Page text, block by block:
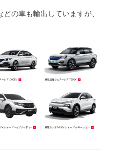
の車も輸出していますが、